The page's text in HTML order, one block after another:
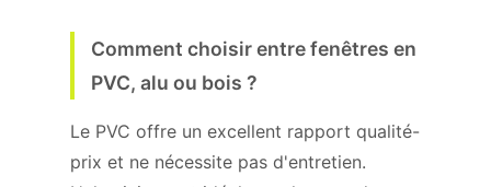
Comment choisir entre fenêtres en
PVC, alu ou bois ?
Le PVC offre un excellent rapport qualité-
prix et ne nécessite pas d'entretien.